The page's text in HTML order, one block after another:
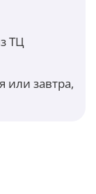
ТЦ
или завтра,